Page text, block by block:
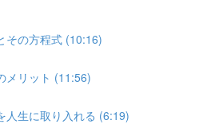
その方程式 (10:16)
メリット (11:56)
人生に取り入れる (6:19)